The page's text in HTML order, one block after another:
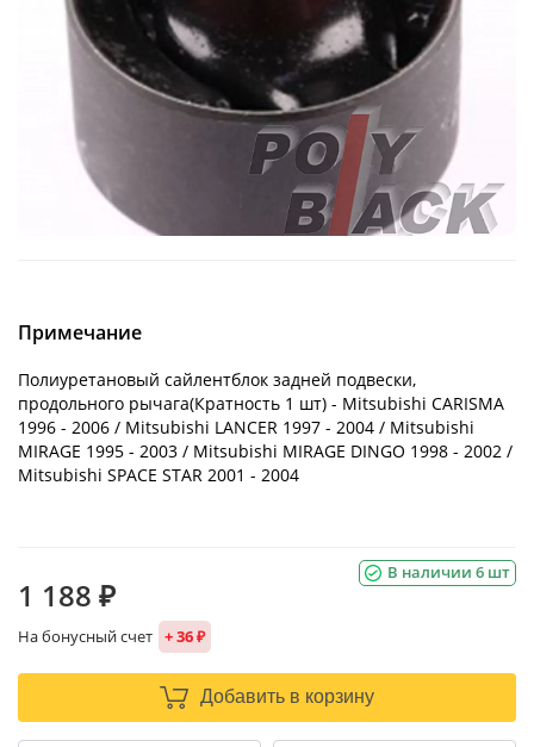
Примечание
Полиуретановый сайлентблок задней подвески,
продольного рычага(Кратность 1 шт) - Mitsubishi CARISMA
1996 - 2006 / Mitsubishi LANCER 1997 - 2004 / Mitsubishi
MIRAGE 1995 - 2003 / Mitsubishi MIRAGE DINGO 1998 - 2002 /
Mitsubishi SPACE STAR 2001 - 2004
В наличии 6 шт
1 188 ₽
На бонусный счет + 36 ₽
Добавить в корзину